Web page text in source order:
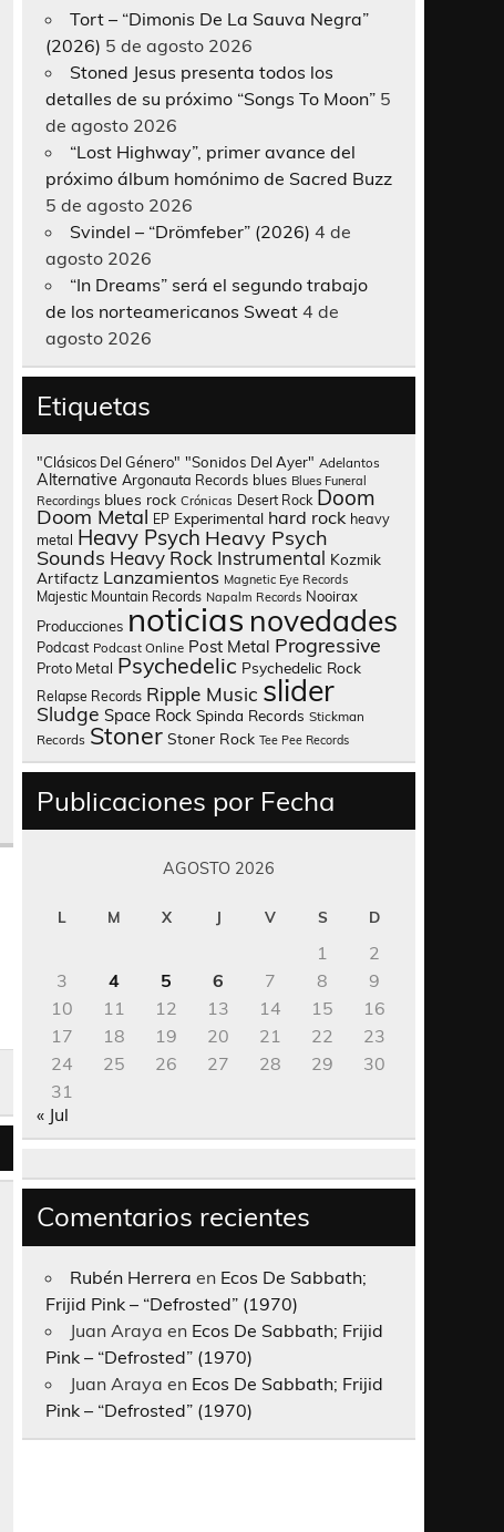
Tort – “Dimonis De La Sauva Negra”
(2026) 5 de agosto 2026
Stoned Jesus presenta todos los
detalles de su próximo “Songs To Moon” 5
de agosto 2026
“Lost Highway”, primer avance del
próximo álbum homónimo de Sacred Buzz
5 de agosto 2026
Svindel – “Drömfeber” (2026) 4 de
agosto 2026
“In Dreams” será el segundo trabajo
de los norteamericanos Sweat 4 de
agosto 2026
Etiquetas
"Clásicos Del Género" "Sonidos Del Ayer" Adelantos
Alternative Argonauta Records blues Blues Funeral
Recordings blues rock Crónicas Desert Rock Doom
Doom Metal EP Experimental hard rock heavy
metal Heavy Psych Heavy Psych
Sounds Heavy Rock Instrumental Kozmik
Artifactz Lanzamientos Magnetic Eye Records
Majestic Mountain Records Napalm Records Nooirax
Producciones noticias novedades
Podcast Podcast Online Post Metal Progressive
Proto Metal Psychedelic Psychedelic Rock
Relapse Records Ripple Music slider
Sludge Space Rock Spinda Records Stickman
Records Stoner Stoner Rock Tee Pee Records
Publicaciones por Fecha
AGOSTO 2026
L M X J V S D
1
2
3
4 5 6 7 8
9
10
11 12 13 14 15
16
17
18 19 20 21 22
23
24
25 26 27 28 29
30
31
« Jul
Comentarios recientes
Rubén Herrera en Ecos De Sabbath;
Frijid Pink – “Defrosted” (1970)
Juan Araya en Ecos De Sabbath; Frijid
Pink – “Defrosted” (1970)
Juan Araya en Ecos De Sabbath; Frijid
Pink – “Defrosted” (1970)